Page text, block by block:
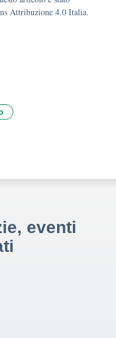
Attribuzione 4.0 Italia.
eventi